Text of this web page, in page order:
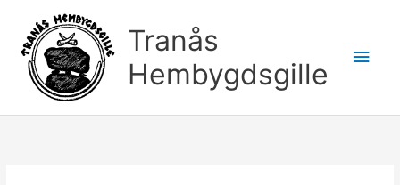
innehåll
Tranås
Hembygdsgille